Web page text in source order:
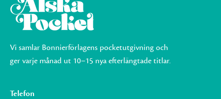
Vi samlar Bonnierförlagens pocketutgivning och
ger varje månad ut 10–15 nya efterlängtade titlar.
Telefon